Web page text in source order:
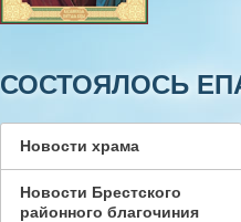
СОСТОЯЛОСЬ
Новости храма
Новости Брестского
районного благочиния